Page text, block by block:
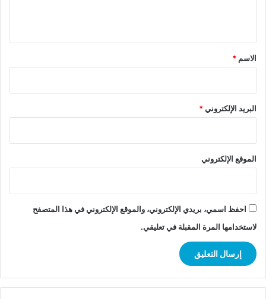
*
الاسم *
البريد الإلكتروني*
الموقع الإلكتروني
احفظ اسمي، بريدي الإلكتروني، والموقع الإلكتروني في هذا المتصفح
لاستخدامها المرة المقبلة في تعليقي.